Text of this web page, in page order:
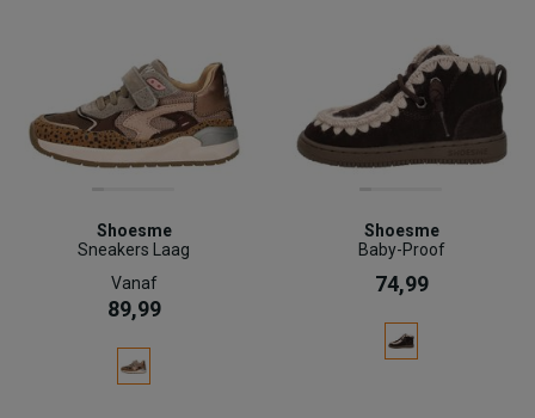
Shoesme
Sneakers Laag
Vanaf
89,99
Shoesme
Baby-Proof
74,99